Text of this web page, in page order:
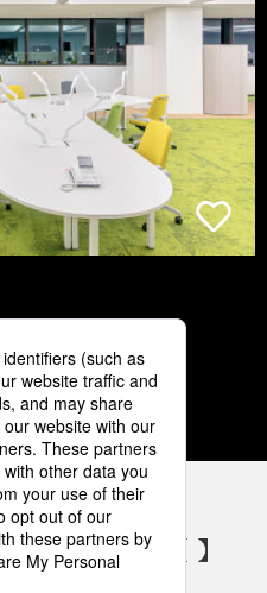
4 5
備 SNSアカウント